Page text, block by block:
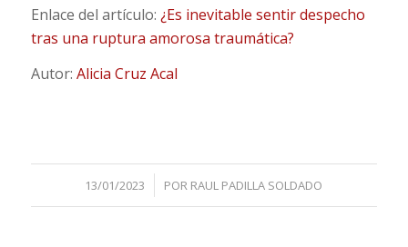
Enlace del artículo: ¿Es inevitable sentir despecho
tras una ruptura amorosa traumática?
Autor: Alicia Cruz Acal
13/01/2023
/ POR RAUL PADILLA SOLDADO